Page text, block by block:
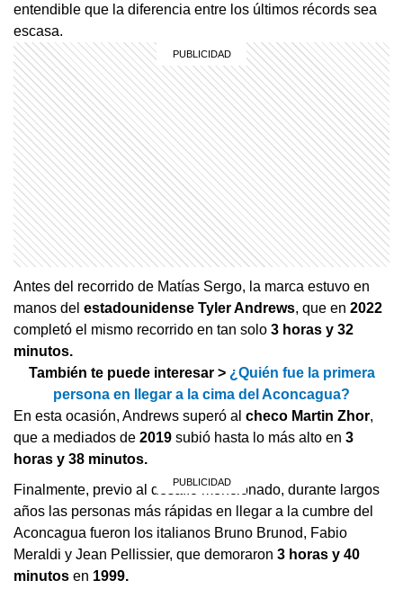
entendible que la diferencia entre los últimos récords sea
escasa.
Antes del recorrido de Matías Sergo, la marca estuvo en
manos del estadounidense Tyler Andrews, que en 2022
completó el mismo recorrido en tan solo 3 horas y 32
minutos.
También te puede interesar > ¿Quién fue la primera
persona en llegar a la cima del Aconcagua?
En esta ocasión, Andrews superó al checo Martin Zhor,
que a mediados de 2019 subió hasta lo más alto en 3
horas y 38 minutos.
Finalmente, previo al desafío mencionado, durante largos
años las personas más rápidas en llegar a la cumbre del
Aconcagua fueron los italianos Bruno Brunod, Fabio
Meraldi y Jean Pellissier, que demoraron 3 horas y 40
minutos en 1999.